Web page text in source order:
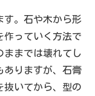
。石や木から形
作っていく方法で
ままでは壊れてし
ありますが、石膏
抜いてから、型の